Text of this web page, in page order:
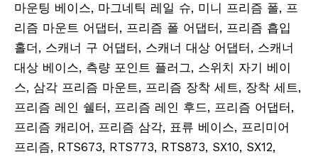
마운팅 베이스, 마그네틱 레일 슈, 미니 프리즘 폴, 프
리즘 마운트 어댑터, 프리즘 폴 어댑터, 프리즘 흡입
홀더, 스캐너 구 어댑터, 스캐너 대상 어댑터, 스캐너
대상 베이스, 측량 포인트 플러그, 스위치 자기 베이
스, 삼각 프리즘 마운트, 프리즘 장착 세트, 장착 세트,
프리즘 레인 쉘터, 프리즘 레인 후드, 프리즘 어댑터,
프리즘 캐리어, 프리즘 삼각, 표류 베이스, 프리미어
프리즘, RTS673, RTS773, RTS873, SX10, SX12,